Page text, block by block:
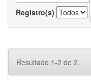
Registro(s)
Resultado 1-2 de 2.